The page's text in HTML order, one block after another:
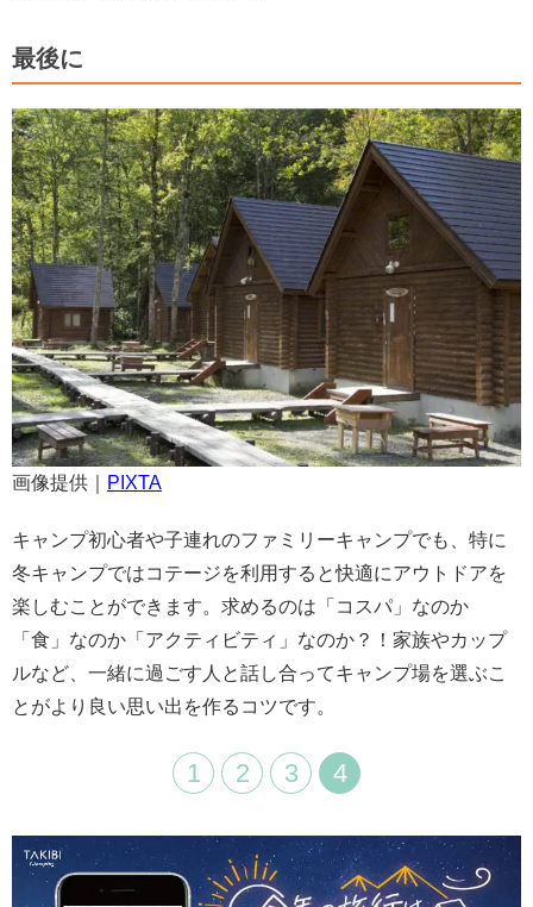
最後に
画像提供｜ PIXTA
キャンプ初心者や子連れのファミリーキャンプでも、特に
冬キャンプではコテージを利用すると快適にアウトドアを
楽しむことができます。求めるのは「コスパ」なのか
「食」なのか「アクティビティ」なのか？！家族やカップ
ルなど、一緒に過ごす人と話し合ってキャンプ場を選ぶこ
とがより良い思い出を作るコツです。
1 2 3 4